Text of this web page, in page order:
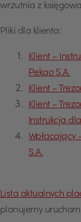
wrzutnia z
Pliki dla klienta:
Klient –
Pekao S.A.
Klient –
Klient –
Instrukcja
Wpłacający
S.A.
Lista aktualnych
planujemy